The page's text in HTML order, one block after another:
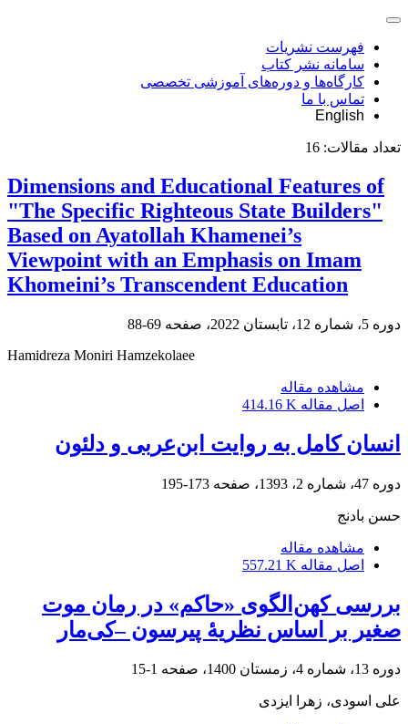
فهرست نشریات
سامانه نشر کتاب
کارگاه‌ها و دوره‌های آموزشی تخصصی
تماس با ما
English
تعداد مقالات: 16
Dimensions and Educational Features of
"The Specific Righteous State Builders"
Based on Ayatollah Khamenei’s
Viewpoint with an Emphasis on Imam
Khomeini’s Transcendent Education
دوره 5، شماره 12، تابستان 2022، صفحه
69-88
Hamidreza Moniri Hamzekolaee
مشاهده مقاله
اصل مقاله 414.16 K
انسان کامل به روایت ابن‌عربی و دلئون
دوره 47، شماره 2، 1393، صفحه 173-195
حسن بادنج
مشاهده مقاله
اصل مقاله 557.21 K
بررسی کهن‌الگوی «حاکم» در رمان موت
صغیر بر اساس نظریۀ پیرسون –کی‌مار
دوره 13، شماره 4، زمستان 1400، صفحه 1-15
علی اسودی، زهرا ایزدی